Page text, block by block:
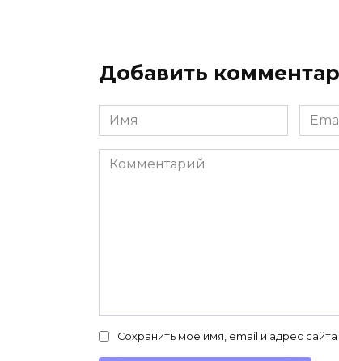
Добавить
Имя
*
Email
*
Комментарий
Сохранить моё имя, email и адрес